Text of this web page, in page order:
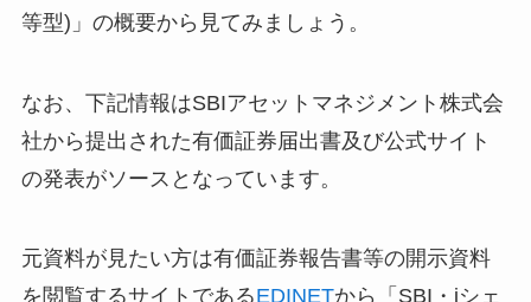
等型)」の概要から見てみましょう。
なお、下記情報はSBIアセットマネジメント株式会
社から提出された有価証券届出書及び公式サイト
の発表がソースとなっています。
元資料が見たい方は有価証券報告書等の開示資料
を閲覧するサイトであるEDINETから「SBI・iシェ